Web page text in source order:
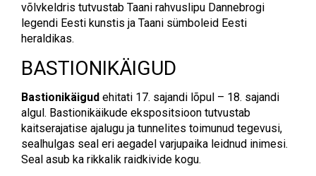
võlvkeldris tutvustab Taani rahvuslipu Dannebrogi
legendi Eesti kunstis ja Taani sümboleid Eesti
heraldikas.
BASTIONIKÄIGUD
Bastionikäigud ehitati 17. sajandi lõpul – 18. sajandi
algul. Bastionikäikude ekspositsioon tutvustab
kaitserajatise ajalugu ja tunnelites toimunud tegevusi,
sealhulgas seal eri aegadel varjupaika leidnud inimesi.
Seal asub ka rikkalik raidkivide kogu.